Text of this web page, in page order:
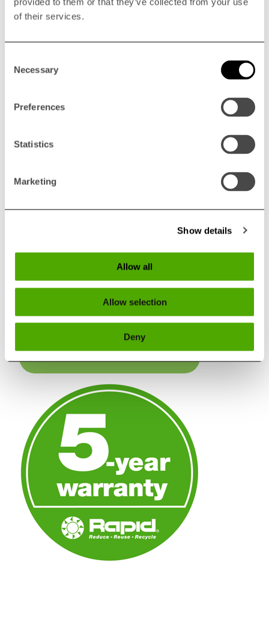
of their services.
Selection
Necessary
Preferences
Statistics
Marketing
Show details
Allow all
Allow selection
Deny
Paese
E-mail
Trattamento dei dati personali
personali come descritto nell'informativa sulla privacy
di Rapid Granulator.
Informativa sulla privacy di Rapid